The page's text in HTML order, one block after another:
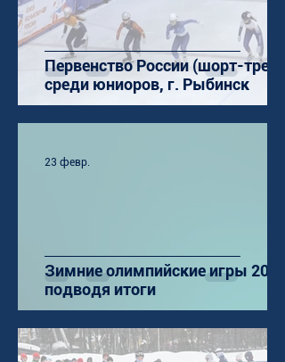
Первенство России (шорт-трек)
среди юниоров, г. Рыбинск
Зимние олимпийские игры 2026:
подводя итоги
23 февр.